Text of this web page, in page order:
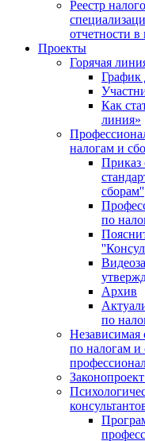
Реестр
отчетности в
Проекты
Горячая
График
Как
линия»
налогам и
Приказ
сборам''
по
Архив
по
Независимая
по налогам и